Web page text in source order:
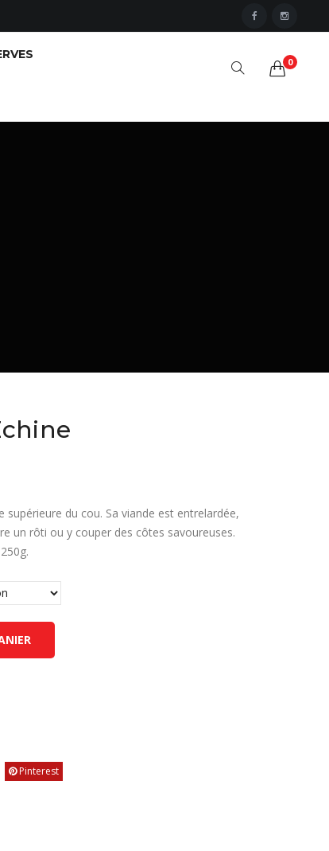
0
supérieure du cou. Sa viande est entrelardée,
un rôti ou y couper des côtes savoureuses.
Pinterest